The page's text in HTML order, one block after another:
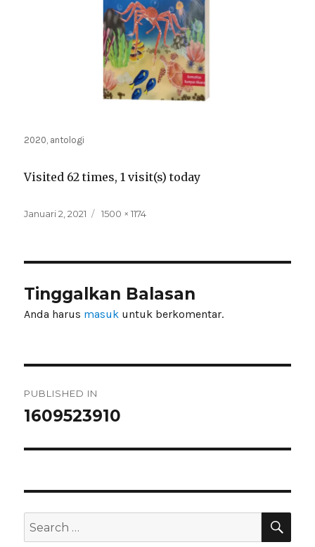
2020, antologi
Visited 62 times, 1 visit(s) today
Posted
Januari 2, 2021
Full
1500 × 1174
Tinggalkan Balasan
Anda harus masuk untuk berkomentar.
pos
PUBLISHED IN
1609523910
Search
for: